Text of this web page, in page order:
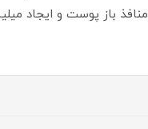
منافذ باز پوست و ایجاد